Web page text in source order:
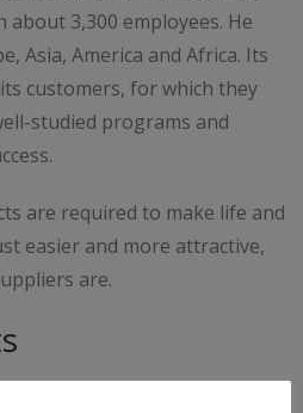
about 3,300 employees. He
Asia, America and Africa. Its
customers, for which they
studied programs and
are required to make life and
easier and more attractive,
are.